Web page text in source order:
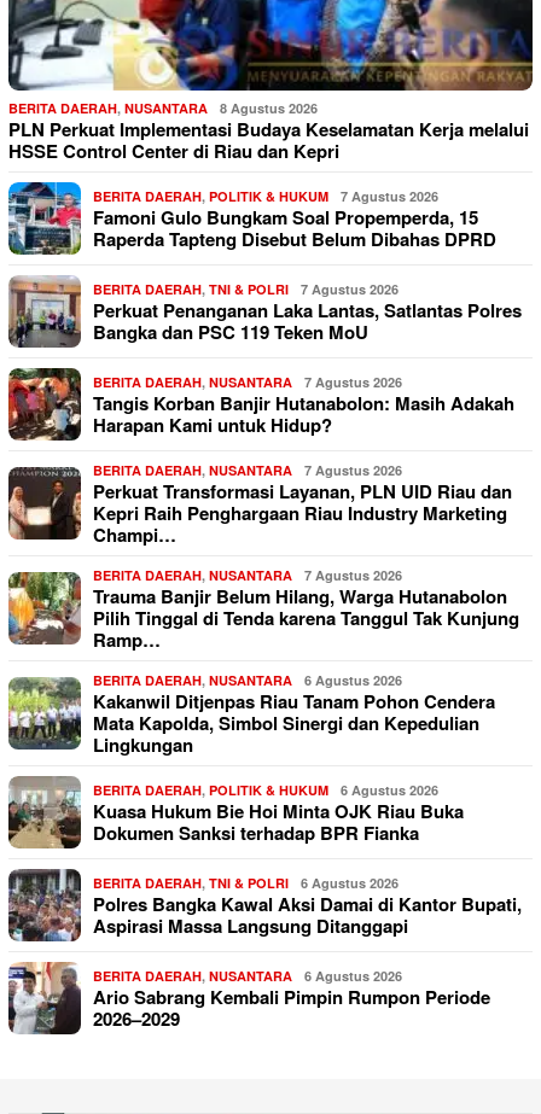
BERITA DAERAH, NUSANTARA 8 Agustus 2026
PLN Perkuat Implementasi Budaya Keselamatan Kerja melalui
HSSE Control Center di Riau dan Kepri
BERITA DAERAH, POLITIK & HUKUM 7 Agustus 2026
Famoni Gulo Bungkam Soal Propemperda, 15
Raperda Tapteng Disebut Belum Dibahas DPRD
BERITA DAERAH, TNI & POLRI 7 Agustus 2026
Perkuat Penanganan Laka Lantas, Satlantas Polres
Bangka dan PSC 119 Teken MoU
BERITA DAERAH, NUSANTARA 7 Agustus 2026
Tangis Korban Banjir Hutanabolon: Masih Adakah
Harapan Kami untuk Hidup?
BERITA DAERAH, NUSANTARA 7 Agustus 2026
Perkuat Transformasi Layanan, PLN UID Riau dan
Kepri Raih Penghargaan Riau Industry Marketing
Champi…
BERITA DAERAH, NUSANTARA 7 Agustus 2026
Trauma Banjir Belum Hilang, Warga Hutanabolon
Pilih Tinggal di Tenda karena Tanggul Tak Kunjung
Ramp…
BERITA DAERAH, NUSANTARA 6 Agustus 2026
Kakanwil Ditjenpas Riau Tanam Pohon Cendera
Mata Kapolda, Simbol Sinergi dan Kepedulian
Lingkungan
BERITA DAERAH, POLITIK & HUKUM 6 Agustus 2026
Kuasa Hukum Bie Hoi Minta OJK Riau Buka
Dokumen Sanksi terhadap BPR Fianka
BERITA DAERAH, TNI & POLRI 6 Agustus 2026
Polres Bangka Kawal Aksi Damai di Kantor Bupati,
Aspirasi Massa Langsung Ditanggapi
BERITA DAERAH, NUSANTARA 6 Agustus 2026
Ario Sabrang Kembali Pimpin Rumpon Periode
2026–2029